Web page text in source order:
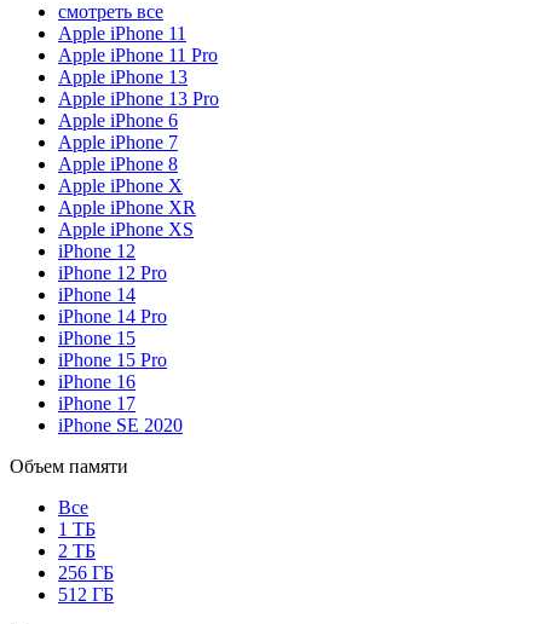
смотреть все
Apple iPhone 11
Apple iPhone 11 Pro
Apple iPhone 13
Apple iPhone 13 Pro
Apple iPhone 6
Apple iPhone 7
Apple iPhone 8
Apple iPhone X
Apple iPhone XR
Apple iPhone XS
iPhone 12
iPhone 12 Pro
iPhone 14
iPhone 14 Pro
iPhone 15
iPhone 15 Pro
iPhone 16
iPhone 17
iPhone SE 2020
Объем памяти
Все
1 ТБ
2 ТБ
256 ГБ
512 ГБ